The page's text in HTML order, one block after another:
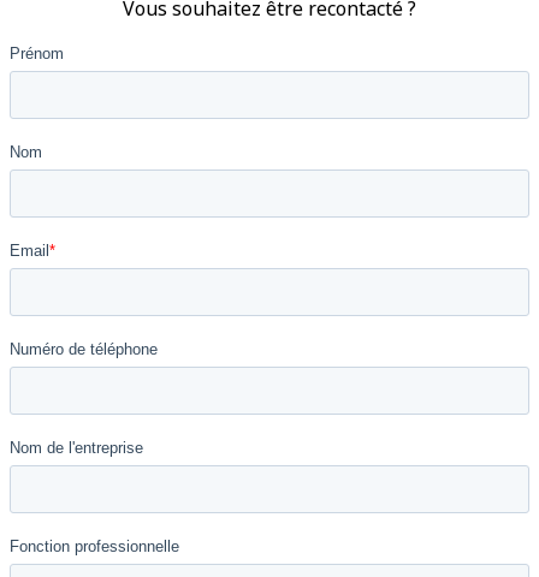
Vous souhaitez être recontacté ?